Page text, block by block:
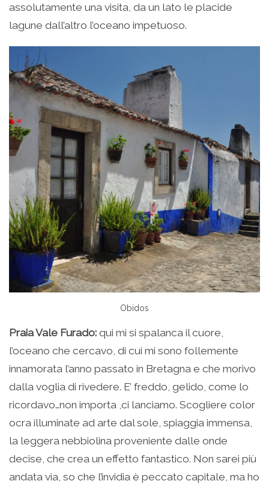
assolutamente una visita, da un lato le placide
lagune dall’altro l’oceano impetuoso.
Obidos
Praia Vale Furado: qui mi si spalanca il cuore,
l’oceano che cercavo, di cui mi sono follemente
innamorata l’anno passato in Bretagna e che morivo
dalla voglia di rivedere. E’ freddo, gelido, come lo
ricordavo…non importa ,ci lanciamo. Scogliere color
ocra illuminate ad arte dal sole, spiaggia immensa,
la leggera nebbiolina proveniente dalle onde
decise, che crea un effetto fantastico. Non sarei più
andata via, so che l’invidia è peccato capitale, ma ho